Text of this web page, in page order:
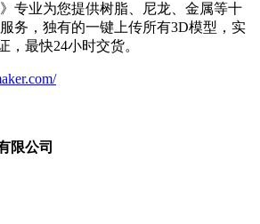
专业为您提供树脂、尼龙、金属等十
务，独有的一键上传所有3D模型，实
，最快24小时交货。
限公司